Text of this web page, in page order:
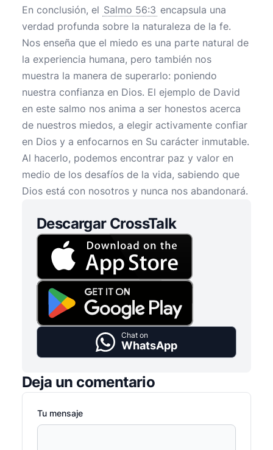
En conclusión, el Salmo 56:3 encapsula una
verdad profunda sobre la naturaleza de la fe.
Nos enseña que el miedo es una parte natural de
la experiencia humana, pero también nos
muestra la manera de superarlo: poniendo
nuestra confianza en Dios. El ejemplo de David
en este salmo nos anima a ser honestos acerca
de nuestros miedos, a elegir activamente confiar
en Dios y a enfocarnos en Su carácter inmutable.
Al hacerlo, podemos encontrar paz y valor en
medio de los desafíos de la vida, sabiendo que
Dios está con nosotros y nunca nos abandonará.
Descargar CrossTalk
Chat on
WhatsApp
Deja un comentario
Tu mensaje